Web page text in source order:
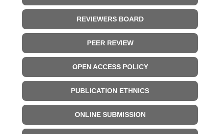
REVIEWERS BOARD
PEER REVIEW
OPEN ACCESS POLICY
PUBLICATION ETHNICS
ONLINE SUBMISSION